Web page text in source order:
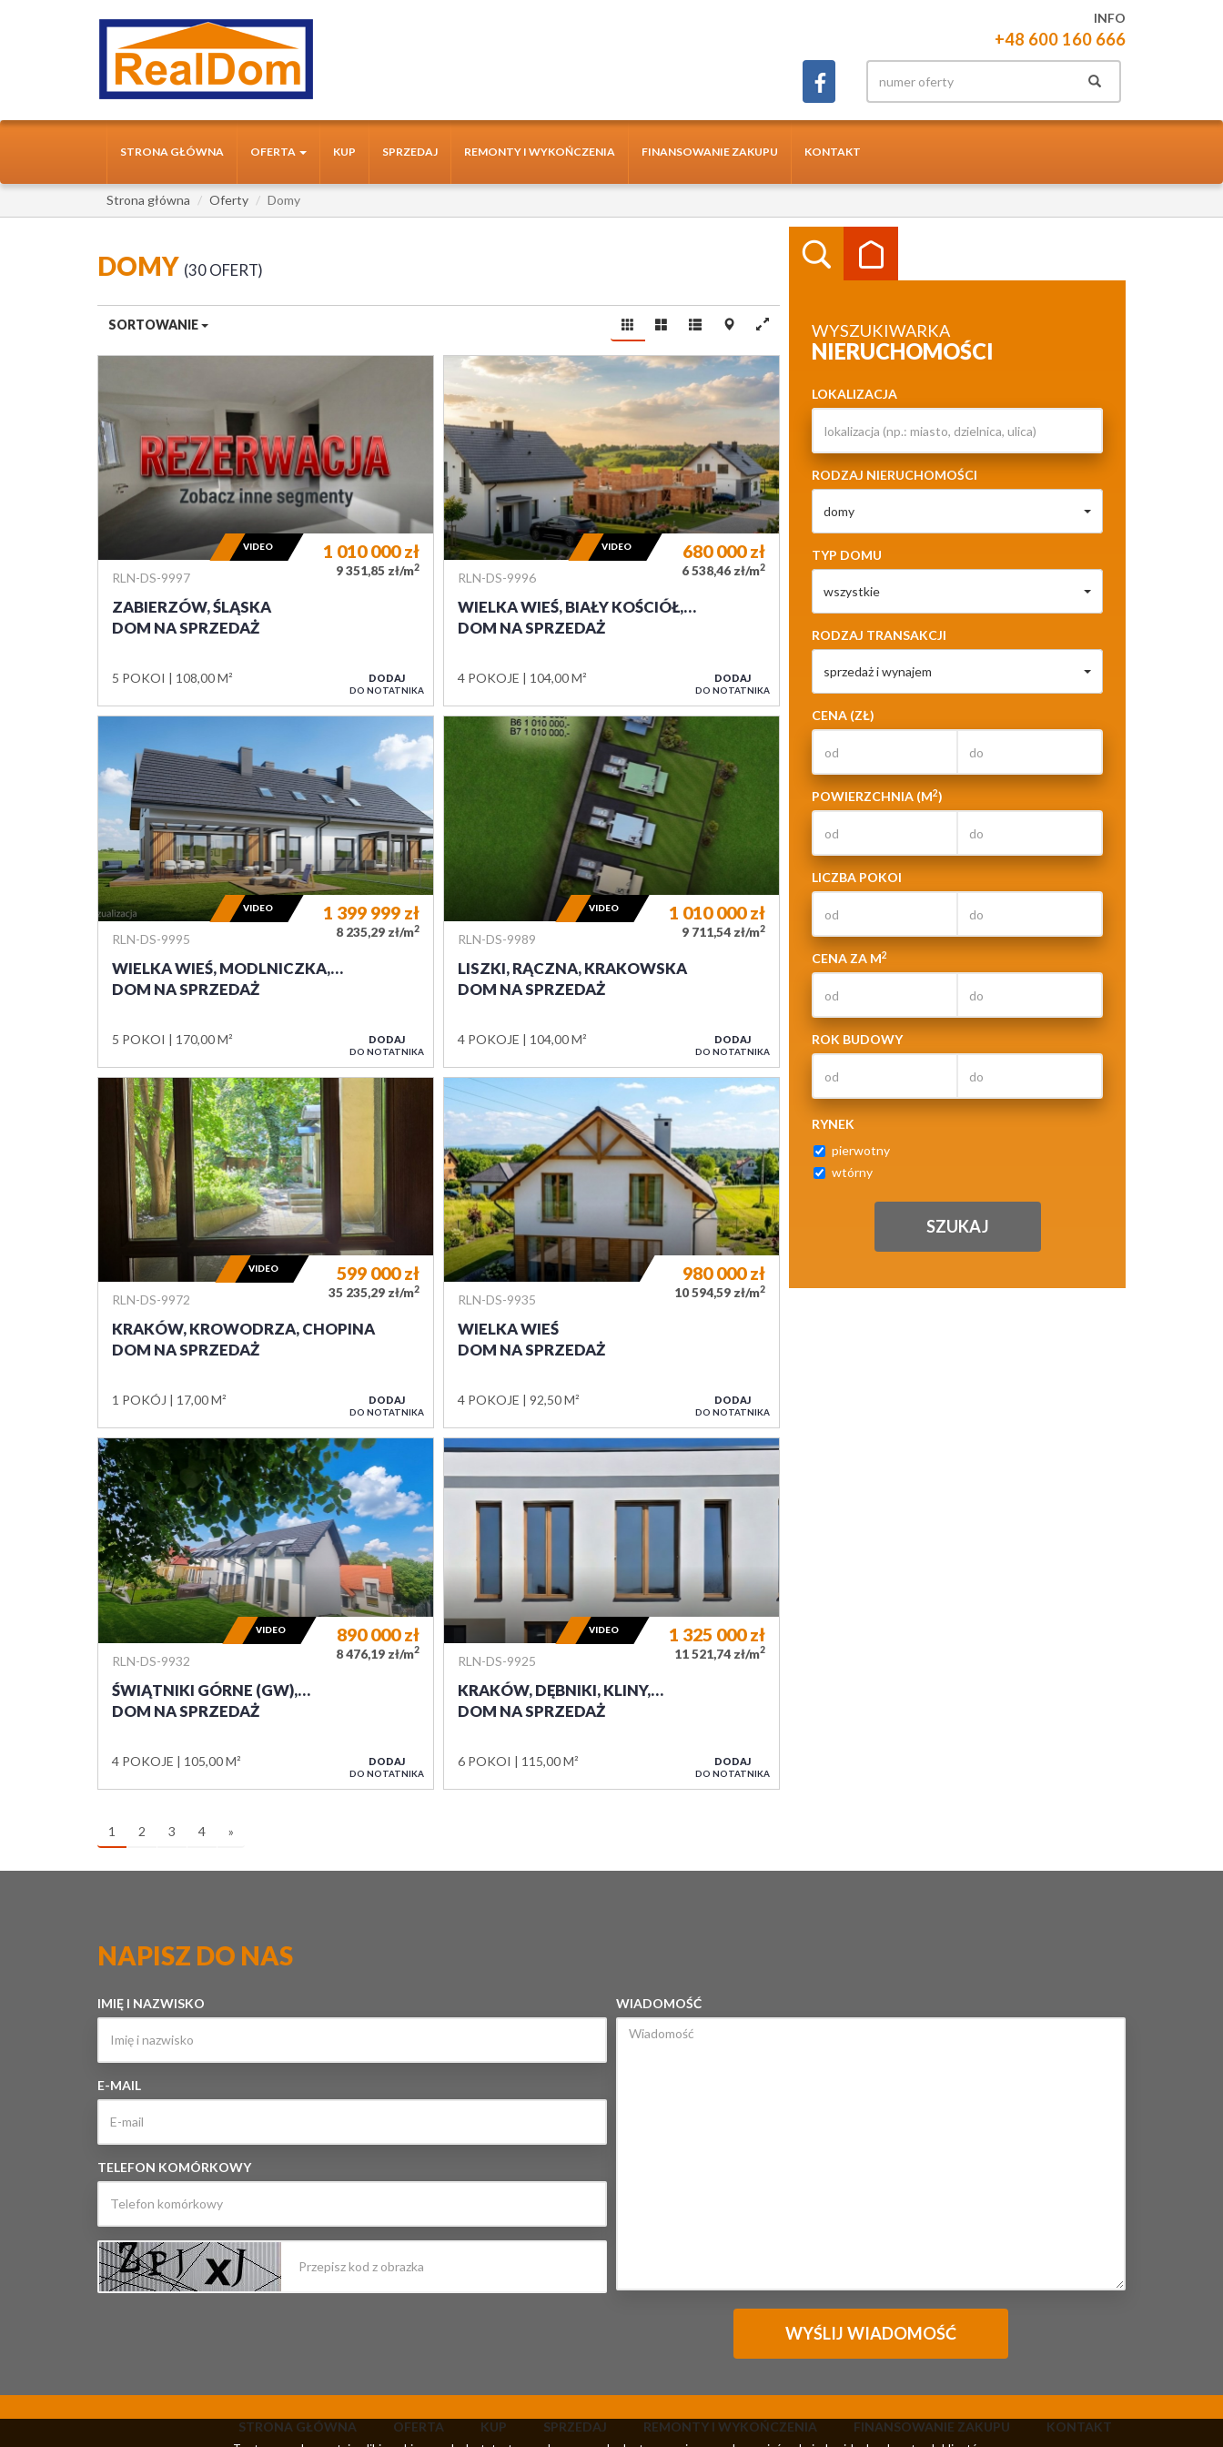
INFO
+48 600 160 666
STRONA GŁÓWNA OFERTA KUP SPRZEDAJ REMONTY I WYKOŃCZENIA FINANSOWANIE ZAKUPU KONTAKT
Strona główna Oferty Domy
WYSZUKIWARKA
NIERUCHOMOŚCI
LOKALIZACJA
RODZAJ NIERUCHOMOŚCI
domy
TYP DOMU
wszystkie
RODZAJ TRANSAKCJI
sprzedaż i wynajem
CENA (ZŁ)
POWIERZCHNIA (M2)
LICZBA POKOI
CENA ZA M2
ROK BUDOWY
RYNEK
pierwotny
wtórny
DOMY 30 OFERT
SORTOWANIE
RLN-DS-9997
ZABIERZÓW, ŚLĄSKA
DOM NA SPRZEDAŻ
5 POKOI 108,00 M²
1 010 000zł
9 351,85 zł/m2
VIDEO
DODAJ
DO NOTATNIKA
RLN-DS-9996
WIELKA WIEŚ, BIAŁY KOŚCIÓŁ,…
DOM NA SPRZEDAŻ
4 POKOJE 104,00 M²
680 000zł
6 538,46 zł/m2
VIDEO
DODAJ
DO NOTATNIKA
RLN-DS-9995
WIELKA WIEŚ, MODLNICZKA,…
DOM NA SPRZEDAŻ
5 POKOI 170,00 M²
1 399 999 zł
8 235,29 zł/m2
VIDEO
DODAJ
DO NOTATNIKA
RLN-DS-9989
LISZKI, RĄCZNA, KRAKOWSKA
DOM NA SPRZEDAŻ
4 POKOJE 104,00 M²
1 010 000zł
9 711,54 zł/m2
VIDEO
DODAJ
DO NOTATNIKA
RLN-DS-9972
KRAKÓW, KROWODRZA, CHOPINA
DOM NA SPRZEDAŻ
1 POKÓJ 17,00 M²
599 000zł
35 235,29 zł/m2
VIDEO
DODAJ
DO NOTATNIKA
RLN-DS-9935
WIELKA WIEŚ
DOM NA SPRZEDAŻ
4 POKOJE 92,50 M²
980 000zł
10 594,59 zł/m2
DODAJ
DO NOTATNIKA
RLN-DS-9932
ŚWIĄTNIKI GÓRNE (GW),…
DOM NA SPRZEDAŻ
4 POKOJE 105,00 M²
890 000zł
8 476,19 zł/m2
VIDEO
DODAJ
DO NOTATNIKA
RLN-DS-9925
KRAKÓW, DĘBNIKI, KLINY,…
DOM NA SPRZEDAŻ
6 POKOI 115,00 M²
1 325 000zł
11 521,74 zł/m2
VIDEO
DODAJ
DO NOTATNIKA
1 2 3 4 »
NAPISZ DO NAS
IMIĘ I NAZWISKO
E-MAIL
TELEFON KOMÓRKOWY
WIADOMOŚĆ
STRONA GŁÓWNA OFERTA KUP SPRZEDAJ REMONTY I WYKOŃCZENIA FINANSOWANIE ZAKUPU KONTAKT